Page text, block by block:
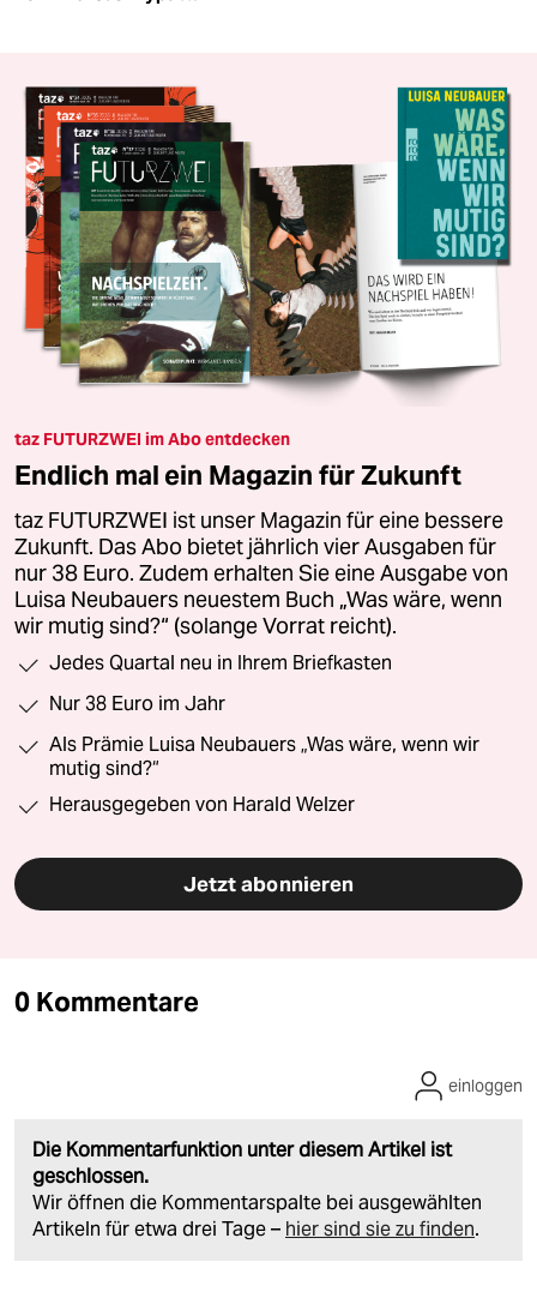
taz FUTURZWEI im Abo entdecken
Endlich mal ein Magazin für Zukunft
taz FUTURZWEI ist unser Magazin für eine bessere
Zukunft. Das Abo bietet jährlich vier Ausgaben für
nur 38 Euro. Zudem erhalten Sie eine Ausgabe von
Luisa Neubauers neuestem Buch „Was wäre, wenn
wir mutig sind?“ (solange Vorrat reicht).
Jedes Quartal neu in Ihrem Briefkasten
Nur 38 Euro im Jahr
Als Prämie Luisa Neubauers „Was wäre, wenn wir
mutig sind?“
Herausgegeben von Harald Welzer
Jetzt abonnieren
0 Kommentare
Die Kommentarfunktion unter diesem Artikel ist
geschlossen.
Wir öffnen die Kommentarspalte bei ausgewählten
Artikeln für etwa drei Tage – hier sind sie zu finden.
einloggen